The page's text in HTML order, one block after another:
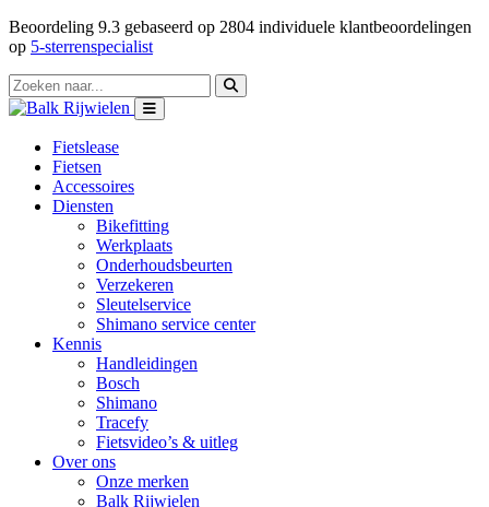
Beoordeling 9.3 gebaseerd op 2804 individuele klantbeoordelingen
op 5-sterrenspecialist
Fietslease
Fietsen
Accessoires
Diensten
Bikefitting
Werkplaats
Onderhoudsbeurten
Verzekeren
Sleutelservice
Shimano service center
Kennis
Handleidingen
Bosch
Shimano
Tracefy
Fietsvideo’s & uitleg
Over ons
Onze merken
Balk Rijwielen